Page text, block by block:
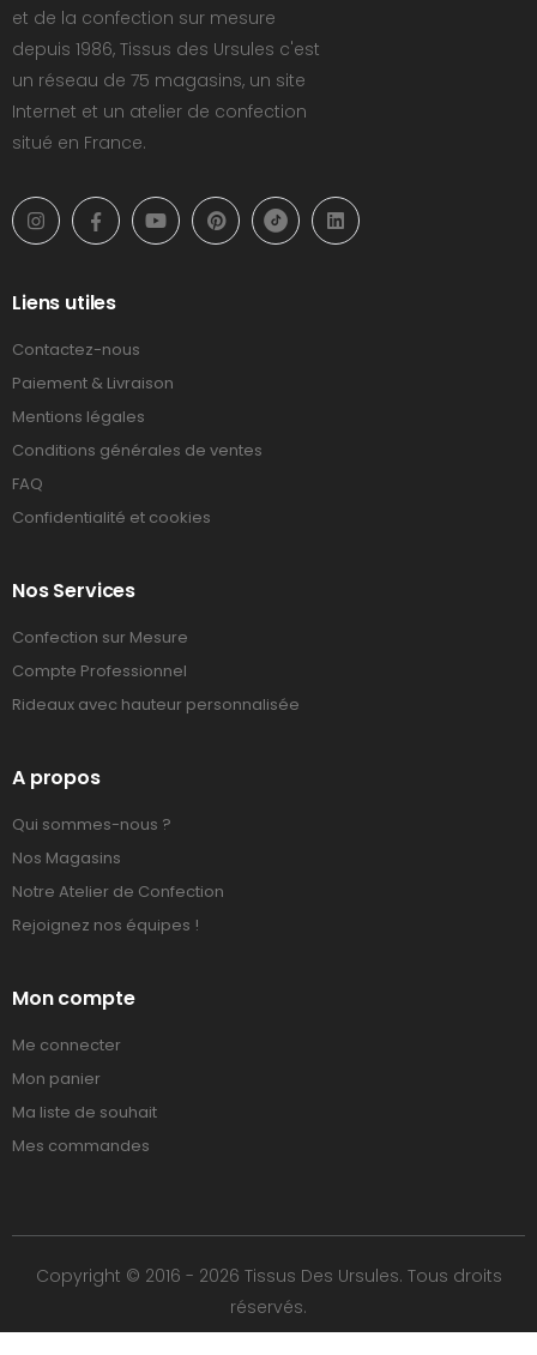
et de la confection sur mesure
depuis 1986, Tissus des Ursules c'est
un réseau de 75 magasins, un site
Internet et un atelier de confection
situé en France.
Liens utiles
Contactez-nous
Paiement & Livraison
Mentions légales
Conditions générales de ventes
FAQ
Confidentialité et cookies
Nos Services
Confection sur Mesure
Compte Professionnel
Rideaux avec hauteur personnalisée
A propos
Qui sommes-nous ?
Nos Magasins
Notre Atelier de Confection
Rejoignez nos équipes !
Mon compte
Me connecter
Mon panier
Ma liste de souhait
Mes commandes
Copyright © 2016 - 2026 Tissus Des Ursules. Tous droits
réservés.